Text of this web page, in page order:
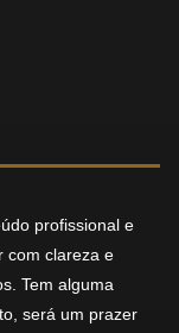
profissional e
com clareza e
Tem alguma
será um prazer